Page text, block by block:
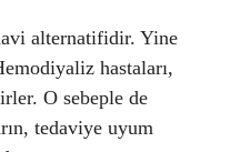
alternatifidir. Yine
hastaları,
O sebeple de
tedaviye uyum